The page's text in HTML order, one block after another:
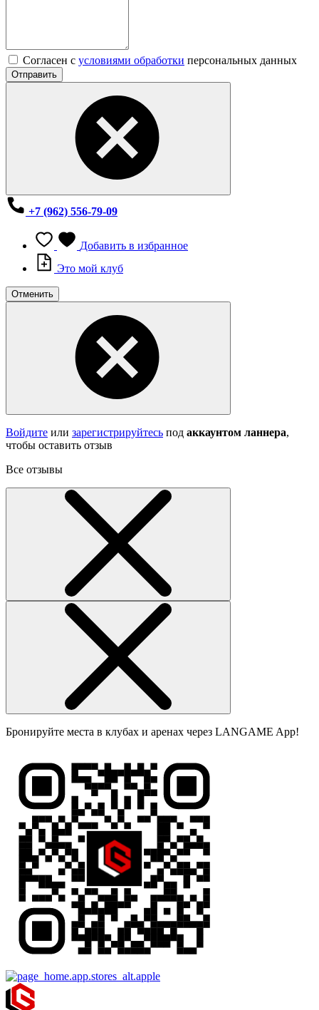
Согласен с условиями обработки персональных данных
Отправить
+7 (962) 556-79-09
Добавить в избранное
Это мой клуб
Отменить
Войдите или зарегистрируйтесь под аккаунтом ланнера,
чтобы оставить отзыв
Все отзывы
Бронируйте места в клубах и аренах через LANGAME App!